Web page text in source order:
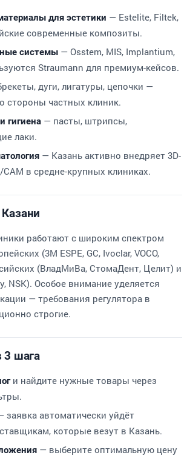
для эстетики — Estelite, Filtek,
современные композиты.
системы — Osstem, MIS, Implantium,
Straumann для премиум-кейсов.
дуги, лигатуры, цепочки —
стороны частных клиник.
гигиена — пасты, штрипсы,
лаки.
— Казань активно внедряет 3D-
в средне-крупных клиниках.
работают с широким спектром
(3M ESPE, GC, Ivoclar, VOCO,
(ВладМиВа, СтомаДент, Целит) и
NSK). Особое внимание уделяется
— требования регулятора в
строгие.
3 шага
и найдите нужные товары через
заявка автоматически уйдёт
которые везут в Казань.
— выберите оптимальную цену